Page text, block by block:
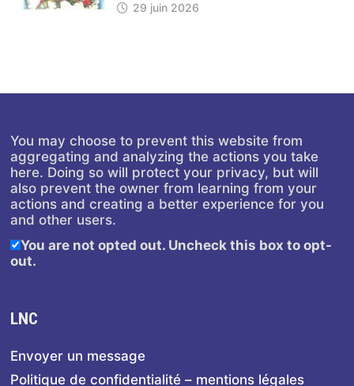
29 juin 2026
You may choose to prevent this website from
aggregating and analyzing the actions you take
here. Doing so will protect your privacy, but will
also prevent the owner from learning from your
actions and creating a better experience for you
and other users.
You are not opted out. Uncheck this box to opt-
out.
LNC
Envoyer un message
Politique de confidentialité – mentions légales